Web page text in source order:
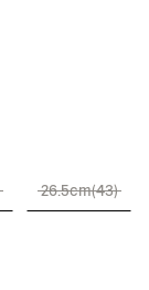
26.5cm(43)